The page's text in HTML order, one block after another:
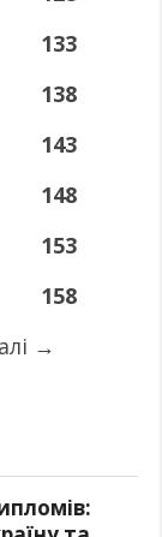
133
138
143
148
153
158
→